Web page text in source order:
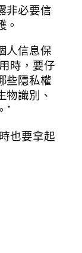
非必要信
人信息保
時，要仔
些隱私權
識別、
”
也要拿起